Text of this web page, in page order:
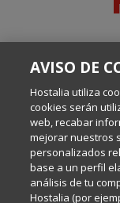
Escrito por el
AVISO DE
Hostalia utiliza
cookies serán
web, recabar
mejorar nuestros
personalizados
base a un perfil
análisis de tu
Hostalia (por